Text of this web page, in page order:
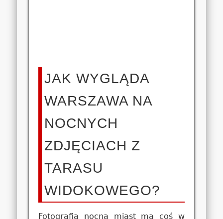
JAK WYGLĄDA
WARSZAWA NA
NOCNYCH
ZDJĘCIACH Z
TARASU
WIDOKOWEGO?
Fotografia nocna miast ma coś w